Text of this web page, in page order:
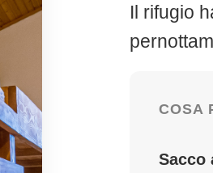
Il rifugio
COSA
Sacco